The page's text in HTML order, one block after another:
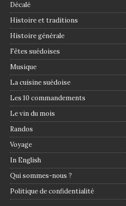
Décalé
Histoire et traditions
Histoire générale
Fêtes suédoises
Musique
La cuisine suédoise
Les 10 commandements
Le vin du mois
Randos
Voyage
In English
Qui sommes-nous ?
Politique de confidentialité